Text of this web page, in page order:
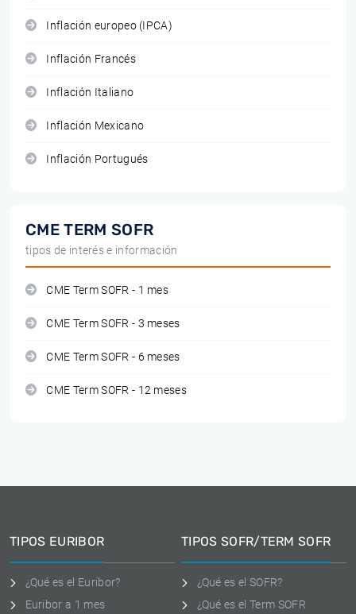
Inflación europeo (IPCA)
Inflación Francés
Inflación Italiano
Inflación Mexicano
Inflación Portugués
CME TERM SOFR
tipos de interés e información
CME Term SOFR - 1 mes
CME Term SOFR - 3 meses
CME Term SOFR - 6 meses
CME Term SOFR - 12 meses
TIPOS EURIBOR
¿Qué es el Euribor?
Euribor a 1 mes
TIPOS SOFR/TERM SOFR
¿Qué es el SOFR?
¿Qué es el Term SOFR